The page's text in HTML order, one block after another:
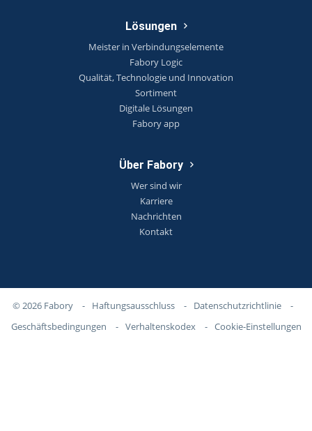
Lösungen
Meister in Verbindungselemente
Fabory Logic
Qualität, Technologie und Innovation
Sortiment
Digitale Lösungen
Fabory app
Über Fabory
Wer sind wir
Karriere
Nachrichten
Kontakt
© 2026 Fabory - Haftungsausschluss - Datenschutzrichtlinie
-
Geschäftsbedingungen
- Verhaltenskodex - Cookie-Einstellungen